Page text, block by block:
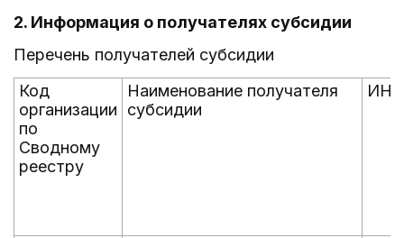
2. Информация о получателях субсидии
Перечень получателей субсидии
Код
организации
по
Сводному
реестру
Наименование получателя
субсидии
ИНН